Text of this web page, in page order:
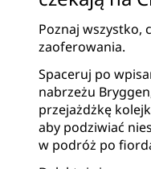
Poznaj wszystko,
zaoferowania.
Spaceruj po
nabrzeżu
przejażdżkę
aby podziwiać
w podróż po